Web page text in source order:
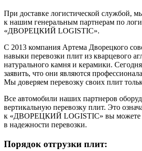
При доставке логистической службой,
к нашим генеральным партнерам по
«ДВОРЕЦКИЙ LOGISTIC».
С 2013 компания Артема Дворецкого
навыки перевозки плит из кварцевого
натурального камня и керамики.
заявить, что они являются
Мы доверяем перевозку своих плит
Все автомобили наших партнеров
вертикальную перевозку плит. Это
к «ДВОРЕЦКИЙ LOGISTIC» вы можете
в надежности перевозки.
Порядок отгрузки плит: